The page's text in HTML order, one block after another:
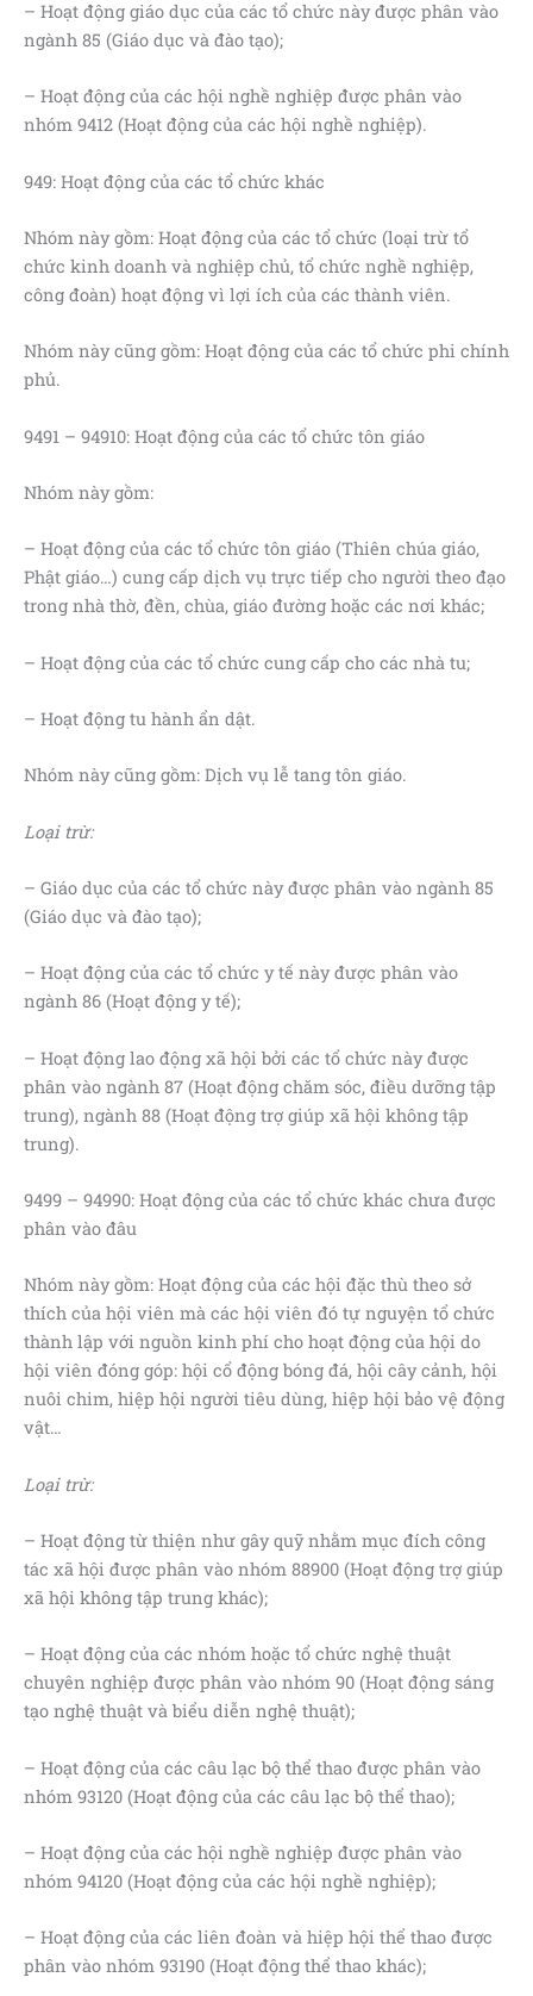
– Hoạt động giáo dục của các tổ chức này được phân vào
ngành 85 (Giáo dục và đào tạo);
– Hoạt động của các hội nghề nghiệp được phân vào
nhóm 9412 (Hoạt động của các hội nghề nghiệp).
949: Hoạt động của các tổ chức khác
Nhóm này gồm: Hoạt động của các tổ chức (loại trừ tổ
chức kinh doanh và nghiệp chủ, tổ chức nghề nghiệp,
công đoàn) hoạt động vì lợi ích của các thành viên.
Nhóm này cũng gồm: Hoạt động của các tổ chức phi chính
phủ.
9491 – 94910: Hoạt động của các tổ chức tôn giáo
Nhóm này gồm:
– Hoạt động của các tổ chức tôn giáo (Thiên chúa giáo,
Phật giáo…) cung cấp dịch vụ trực tiếp cho người theo đạo
trong nhà thờ, đền, chùa, giáo đường hoặc các nơi khác;
– Hoạt động của các tổ chức cung cấp cho các nhà tu;
– Hoạt động tu hành ẩn dật.
Nhóm này cũng gồm: Dịch vụ lễ tang tôn giáo.
Loại trừ:
– Giáo dục của các tổ chức này được phân vào ngành 85
(Giáo dục và đào tạo);
– Hoạt động của các tổ chức y tế này được phân vào
ngành 86 (Hoạt động y tế);
– Hoạt động lao động xã hội bởi các tổ chức này được
phân vào ngành 87 (Hoạt động chăm sóc, điều dưỡng tập
trung), ngành 88 (Hoạt động trợ giúp xã hội không tập
trung).
9499 – 94990: Hoạt động của các tổ chức khác chưa được
phân vào đâu
Nhóm này gồm: Hoạt động của các hội đặc thù theo sở
thích của hội viên mà các hội viên đó tự nguyện tổ chức
thành lập với nguồn kinh phí cho hoạt động của hội do
hội viên đóng góp: hội cổ động bóng đá, hội cây cảnh, hội
nuôi chim, hiệp hội người tiêu dùng, hiệp hội bảo vệ động
vật…
Loại trừ:
– Hoạt động từ thiện như gây quỹ nhằm mục đích công
tác xã hội được phân vào nhóm 88900 (Hoạt động trợ giúp
xã hội không tập trung khác);
– Hoạt động của các nhóm hoặc tổ chức nghệ thuật
chuyên nghiệp được phân vào nhóm 90 (Hoạt động sáng
tạo nghệ thuật và biểu diễn nghệ thuật);
– Hoạt động của các câu lạc bộ thể thao được phân vào
nhóm 93120 (Hoạt động của các câu lạc bộ thể thao);
– Hoạt động của các hội nghề nghiệp được phân vào
nhóm 94120 (Hoạt động của các hội nghề nghiệp);
– Hoạt động của các liên đoàn và hiệp hội thể thao được
phân vào nhóm 93190 (Hoạt động thể thao khác);